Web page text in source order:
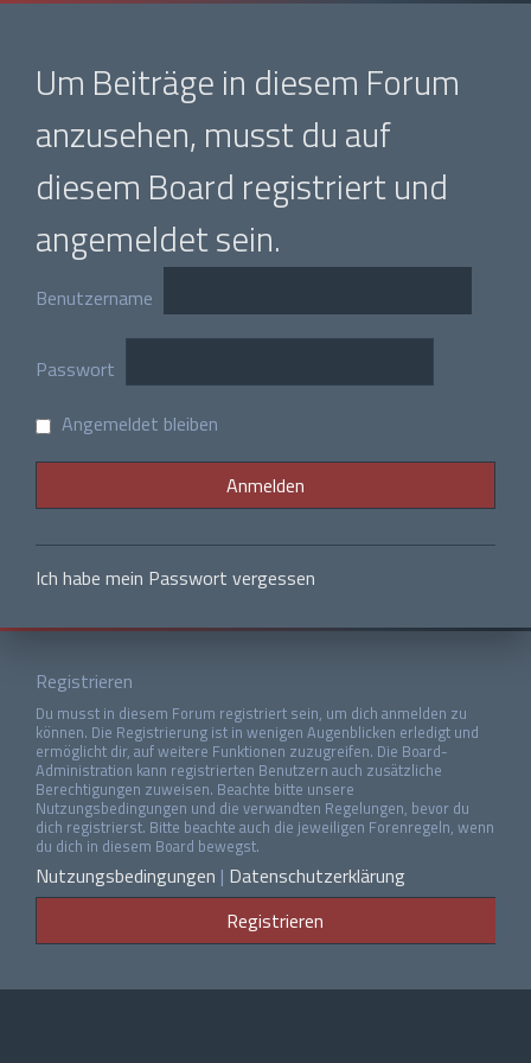
Um Beiträge in diesem Forum
anzusehen, musst du auf
diesem Board registriert und
angemeldet sein.
Benutzername
Passwort
Angemeldet bleiben
Ich habe mein Passwort vergessen
Registrieren
Du musst in diesem Forum registriert sein, um dich anmelden zu
können. Die Registrierung ist in wenigen Augenblicken erledigt und
ermöglicht dir, auf weitere Funktionen zuzugreifen. Die Board-
Administration kann registrierten Benutzern auch zusätzliche
Berechtigungen zuweisen. Beachte bitte unsere
Nutzungsbedingungen und die verwandten Regelungen, bevor du
dich registrierst. Bitte beachte auch die jeweiligen Forenregeln, wenn
du dich in diesem Board bewegst.
Nutzungsbedingungen | Datenschutzerklärung
Registrieren